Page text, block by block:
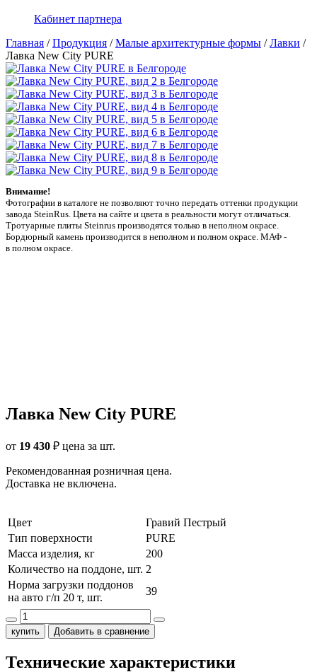
Кабинет партнера
Главная /Продукция /Малые архитектурные формы /Лавки /
Лавка New City PURE
Внимание!
Фотографии в каталоге не позволяют точно передать оттенки продукции
заводa SteinRus. Цвета на сайте и цвета в реальности могут отличаться.
Тротуарные плиты Steinrus производятся только в неполном окрасе.
Бордюрный камень производится в неполном и полном окрасе. МАФ -
в полном окрасе.
Лавка New City PURE
от 19 430 ₽ цена за шт.
Рекомендованная розничная цена.
Доставка не включена.
Цвет
Гравий Пестрый
Тип поверхности
PURE
Масса изделия, кг
200
Количество на поддоне, шт. 2
Норма загрузки поддонов
на авто г/п 20 т, шт.
39
купить Добавить в сравнение
Технические характеристики